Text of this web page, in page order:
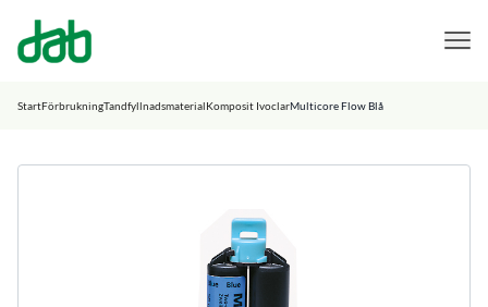
DAB Dental
StartFörbrukningTandfyllnadsmaterialKomposit IvoclarMulticore Flow Blå